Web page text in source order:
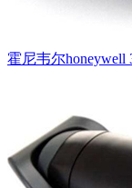
霍尼韦尔honeywell